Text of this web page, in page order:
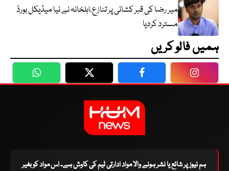
میر رضا کی قبر کشائی پر تنازع،اہلخانہ نے نیا میڈیکل بورڈ
مسترد کردیا
ہمیں فالو کریں
WhatsApp Twitter Facebook
ہم نیوز پر شائع یا نشر ہونے والا مواد ادارتی ٹیم کی کاوش ہے۔ اس مواد کو بغیر